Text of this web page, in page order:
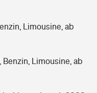
Limousine, ab
Benzin, Limousine, ab